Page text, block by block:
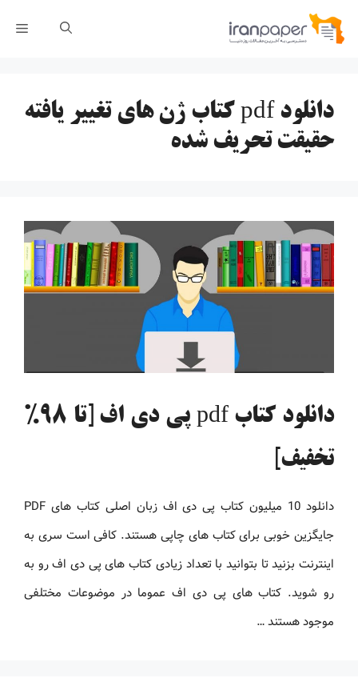
پرش
دانلود pdf کتاب ژن های تغییر یافته
حقیقت تحریف شده
دانلود کتاب pdf پی دی اف [تا 98%
تخفیف]
دانلود 10 میلیون کتاب پی دی اف زبان اصلی کتاب های PDF
جایگزین خوبی برای کتاب های چاپی هستند. کافی است سری به
اینترنت بزنید تا بتوانید با تعداد زیادی کتاب های پی دی اف رو به
رو شوید. کتاب های پی دی اف عموما در موضوعات مختلفی
موجود هستند …